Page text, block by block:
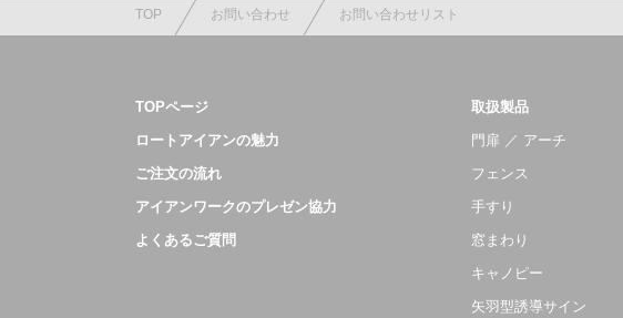
TOP お問い合わせ お問い合わせリスト
TOPページ
ロートアイアンの魅力
ご注文の流れ
アイアンワークのプレゼン協力
よくあるご質問
取扱製品
門扉 ／ アーチ
フェンス
手すり
窓まわり
キャノピー
矢羽型誘導サイン